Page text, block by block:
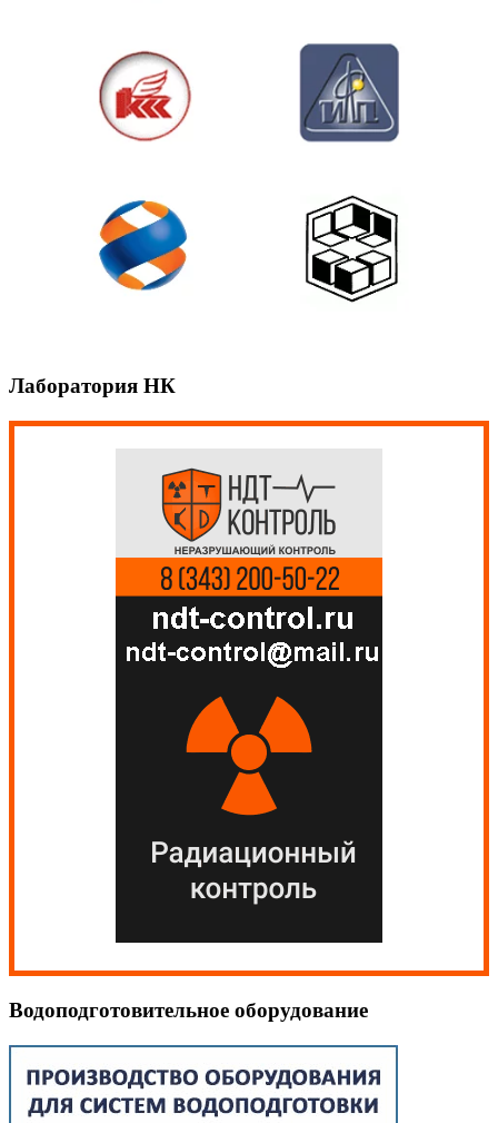
Лаборатория НК
Водоподготовительное оборудование